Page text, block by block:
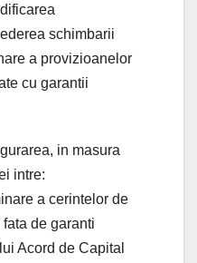
schimbarii
a provizioanelor
cu garantii
in masura
intre:
a cerintelor de
de garanti
Acord de Capital